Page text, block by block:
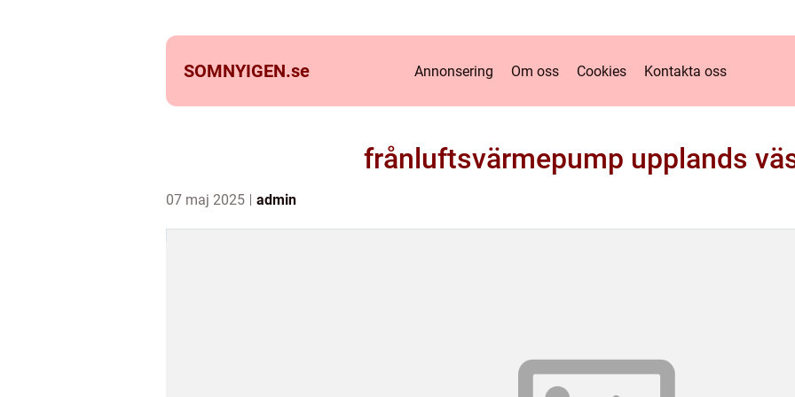
SOMNYIGEN.se Annonsering Om oss Cookies Kontakta oss
frånluftsvärmepump upplands
07 maj 2025 admin